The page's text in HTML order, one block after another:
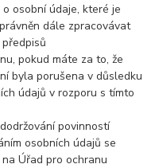
osobní údaje, které je
dále zpracovávat
pokud máte za to, že
byla porušena v důsledku
údajů v rozporu s tímto
povinností
osobních údajů se
Úřad pro ochranu